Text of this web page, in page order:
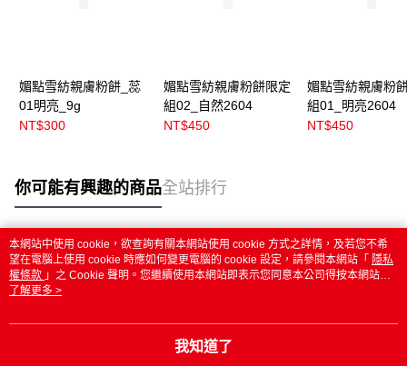
媚點雪紡親膚粉餅_蕊
01明亮_9g
NT$300
媚點雪紡親膚粉餅限定
組02_自然2604
NT$450
媚點雪紡親膚粉
組01_明亮2604
NT$450
你可能有興趣的商品全站排行
熱門標籤
本網站中使用 cookie，欲查詢有關本網站使用 cookie 方式之詳情，及若您不希
望在電腦上使用 cookie 時應如何變更電腦的 cookie 設定，請參閱本網站「 隱私
權條款 」之 Cookie 聲明。您繼續使用本網站即表示您同意本公司得按本網站使
用條款之 Cookie 聲明使用 cookie。
了解更多 >
我知道了